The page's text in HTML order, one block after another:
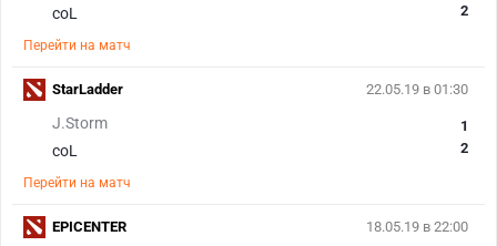
coL
2
Перейти на матч
22.05.19 в 01:30
J.Storm
coL
1
2
Перейти на матч
StarLadder
18.05.19 в 22:00
EPICENTER